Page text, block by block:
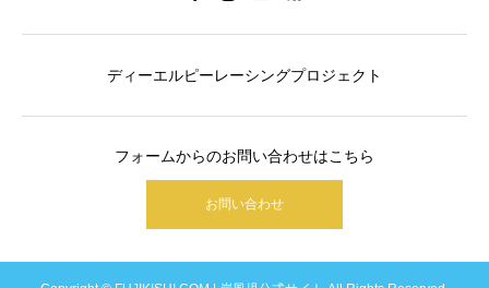
ディーエルピーレーシングプロジェクト
フォームからのお問い合わせはこちら
お問い合わせ